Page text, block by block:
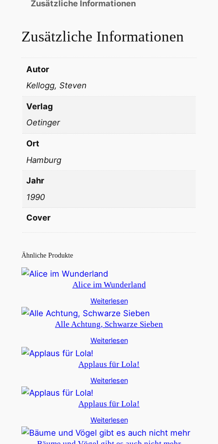
Zusätzliche Informationen
Zusätzliche Informationen
Autor
Kellogg, Steven
Verlag
Oetinger
Ort
Hamburg
Jahr
1990
Cover
Ähnliche Produkte
Alice im Wunderland
Weiterlesen
Alle Achtung, Schwarze Sieben
Weiterlesen
Applaus für Lola!
Weiterlesen
Applaus für Lola!
Weiterlesen